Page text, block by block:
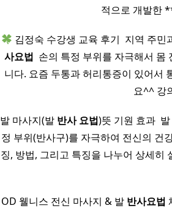
적으로 개발한
김정숙 수강생 교육 후기 ​ 지역 주
사요법 손의 특정 부위를 자극해서
니다. 요즘 두통과 허리통증이 있어서
요^^ 강
발 마사지(발 반사 요법)뜻 기원 효과​
정 부위(반사구)를 자극하여 전신의 건
징, 방법, 그리고 특징을 나누어 상세히
OD 웰니스 전신 마사지 & 발 반사요법